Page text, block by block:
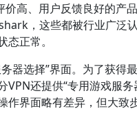
价高、用户反馈良好的产
，这些都被行业广泛
正常。
器选择”界面。为了获
还提供“专用游戏服
作界面略有差异，但大致